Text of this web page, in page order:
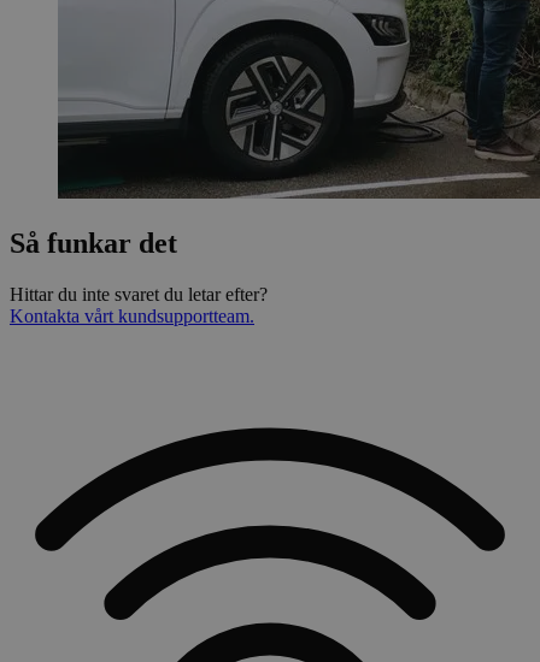
Så funkar det
Hittar du inte svaret du letar efter?
Kontakta vårt kundsupportteam.